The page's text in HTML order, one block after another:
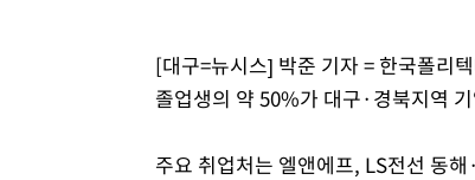
[대구=뉴시스] 박준 기자 = 한국폴리
졸업생의 약 50%가 대구·경북지역
주요 취업처는 엘앤에프, LS전선 동